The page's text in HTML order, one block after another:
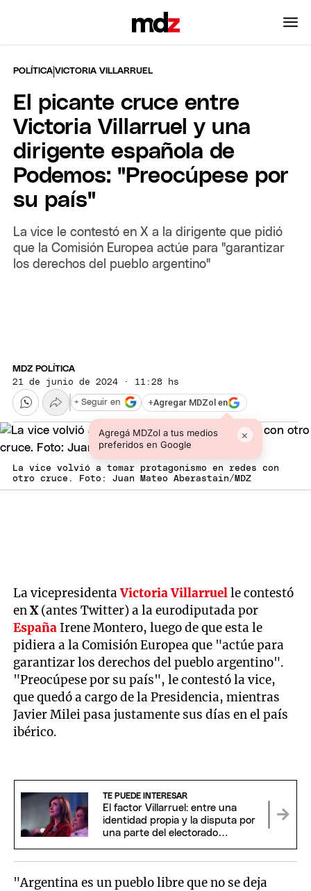
POLÍTICA |VICTORIA VILLARRUEL
El picante cruce entre
Victoria Villarruel y una
dirigente española de
Podemos: "Preocúpese por
su país"
La vice le contestó en X a la dirigente que pidió
que la Comisión Europea actúe para "garantizar
los derechos del pueblo argentino"
MDZ POLÍTICA
21 de junio de 2024 · 11:28 hs
+Agregar MDZol en
Agregá MDZol a tus medios
preferidos en Google
×
+ Seguir en
La vice volvió a tomar protagonismo en redes con
otro cruce. Foto: Juan Mateo Aberastain/MDZ
La vicepresidentaVictoria Villarruelle contestó
enX(antes Twitter) a la eurodiputada por
España Irene Montero, luego de que esta le
pidiera a la Comisión Europea que "actúe para
garantizar los derechos del pueblo argentino".
"Preocúpese por su país", le contestó la vice,
que quedó a cargo de la Presidencia, mientras
Javier Milei pasa justamente sus días en el país
ibérico.
TE PUEDE INTERESAR
El factor Villarruel: entre una
identidad propia y la disputa por
una parte del electorado
"Argentina es un pueblo libre que no se deja